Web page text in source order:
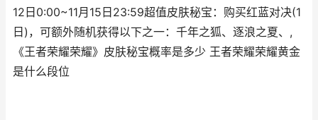
12日0:00~11月15日23:59超值皮肤秘宝：购买红蓝对决(1
日)，可额外随机获得以下之一：千年之狐、逐浪之夏、,
《王者荣耀荣耀》皮肤秘宝概率是多少 王者荣耀荣耀黄金
是什么段位